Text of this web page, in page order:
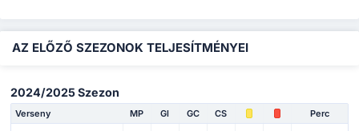
AZ ELŐZŐ SZEZONOK TELJESÍTMÉNYEI
2024/2025 Szezon
Verseny MP Gl GC CS Perc